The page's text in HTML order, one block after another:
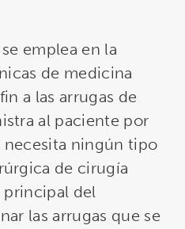
emplea en la
de medicina
a las arrugas de
al paciente por
necesita ningún tipo
de cirugía
principal del
las arrugas que se